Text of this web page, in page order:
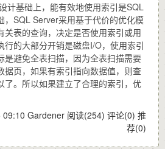
计基础上，能有效地使用索引是SQL
，SQL Server采用基于代价的优化模
关表的查询，决定是否使用索引或用
行的大部分开销是磁盘I/O，使用索引
是避免全表扫描，因为全表扫描需要
据页，如果有索引指向数据值，则查
了。所以如果建立了合理的索引，优
Gardener 阅读(254) 评论(0) 推
荐(0)